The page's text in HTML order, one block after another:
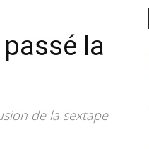
la
de la sextape